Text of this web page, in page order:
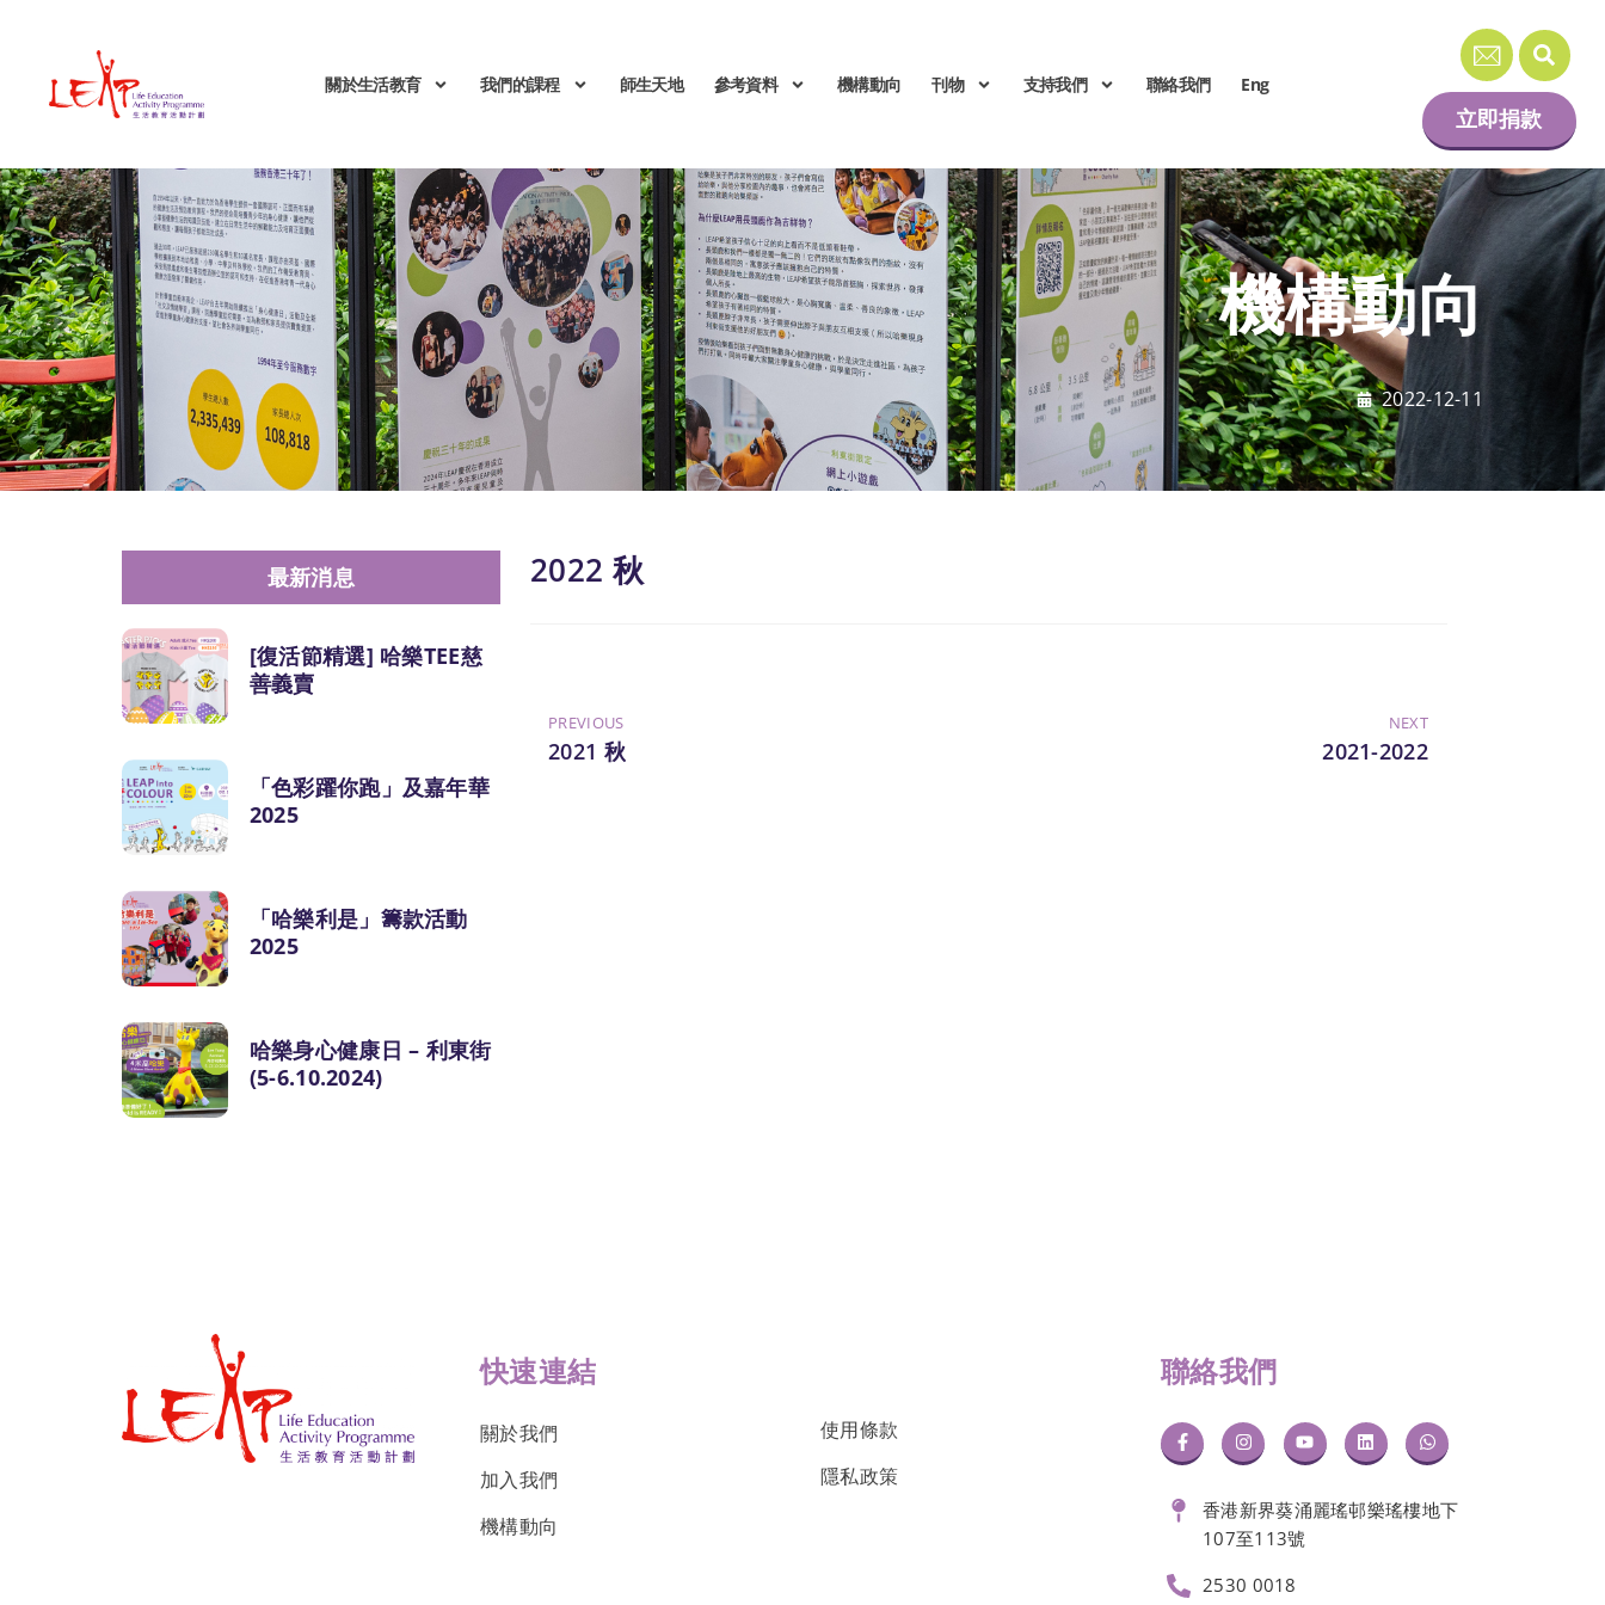
關於生活教育 我們的課程 師生天地 參考資料 機構動向 刊物 支持我們 聯絡我們 Eng
立即捐款
機構動向
2022-12-11
最新消息
[復活節精選] 哈樂TEE慈
善義賣
「色彩躍你跑」及嘉年華
2025
「哈樂利是」籌款活動
2025
哈樂身心健康日 – 利東街
(5-6.10.2024)
2022 秋
PREVIOUS
2021 秋
NEXT
2021-2022
快速連結
關於我們
加入我們
機構動向
使用條款
隱私政策
聯絡我們
香港新界葵涌麗瑤邨樂瑤樓地下
107至113號
2530 0018